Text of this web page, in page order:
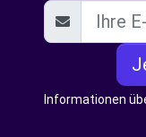
Informationen